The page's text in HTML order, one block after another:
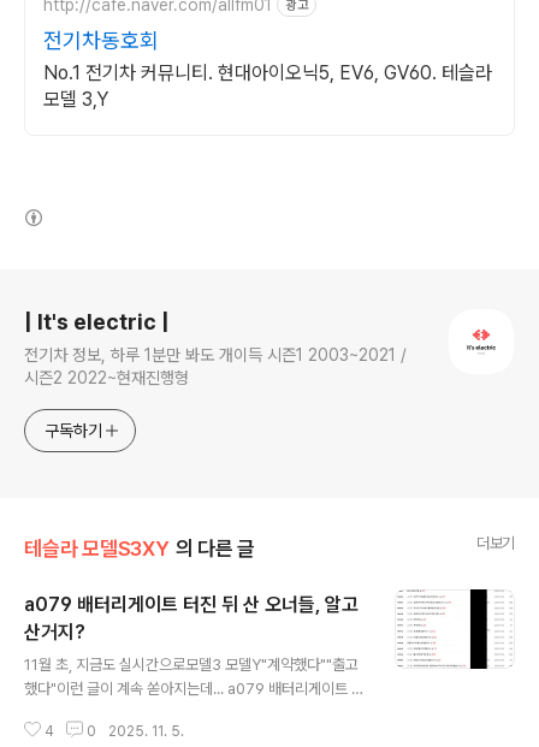
http://cafe.naver.com/allfm01 광고
전기차동호회
No.1 전기차 커뮤니티. 현대아이오닉5, EV6, GV60. 테슬라
모델 3,Y
| It's electric |
전기차 정보, 하루 1분만 봐도 개이득 시즌1 2003~2021 /
시즌2 2022~현재진행형
구독하기
테슬라 모델S3XY 의 다른 글 더보기
a079 배터리게이트 터진 뒤 산 오너들, 알고
산거지?
11월 초, 지금도 실시간으로모델3 모델Y"계약했다""출고
했다"이런 글이 계속 쏟아지는데... a079 배터리게이트 사
하고 시위하고 난리인데다른 한쪽에서는 신차 역대급으로
4 0 2025. 11. 5.